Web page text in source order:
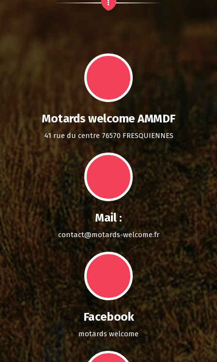
Motards welcome AMMDF
41 rue du centre 76570 FRESQUIENNES
Mail :
contact@motards-welcome.fr
Facebook
motards welcome